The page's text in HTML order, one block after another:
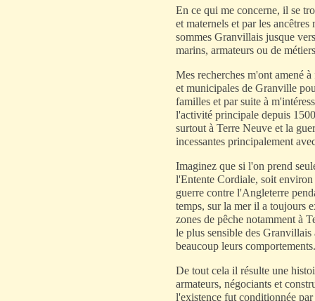
En ce qui me concerne, il se
et maternels et par les
sommes Granvillais jusque
marins, armateurs ou de
Mes recherches m'ont amené
et municipales de Granville
familles et par suite à
l'activité principale depuis
surtout à Terre Neuve et la
incessantes principalement
Imaginez que si l'on prend
l'Entente Cordiale, soit
guerre contre l'Angleterre
temps, sur la mer il a toujours
zones de pêche notamment à
le plus sensible des Granvillais
beaucoup leurs comportements.
De tout cela il résulte une
armateurs, négociants et
l'existence fut conditionnée